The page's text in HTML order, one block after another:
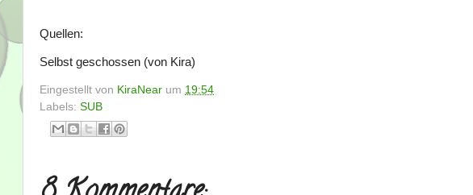
Quellen:
Selbst geschossen (von Kira)
Eingestellt von KiraNear um 19:54
Labels: SUB